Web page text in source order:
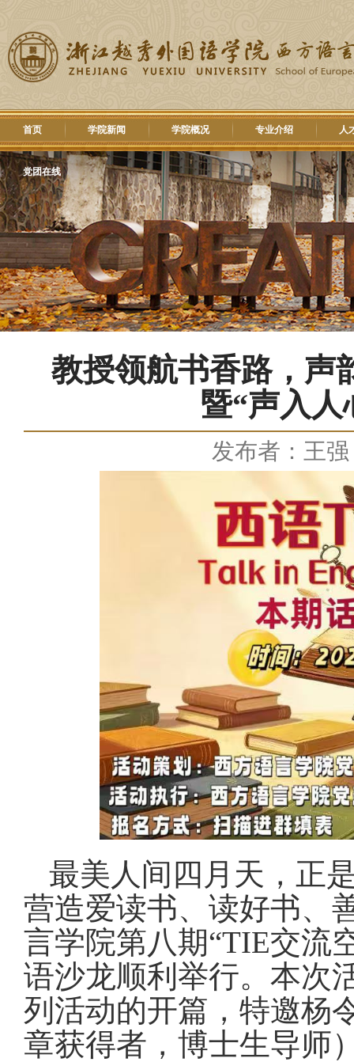
首页 学院新闻 学院概况 专业介绍 人
党团在线
教授领航书香路，
暨“声入人
发布者：王强
最美人间四月天，正
营造爱读书、读好书、
言学院第八期“TIE交
语沙龙顺利举行。本次
列活动的开篇，特邀杨
章获得者，博士生导师